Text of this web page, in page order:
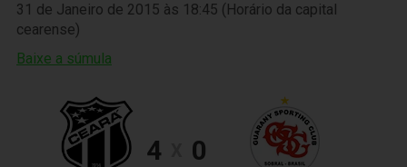
31 de Janeiro de 2015 às 18:45 (Horário da capital
cearense)
Baixe a súmula
4 0